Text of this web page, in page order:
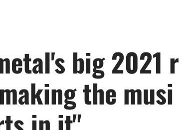
big 2021 r
the musi